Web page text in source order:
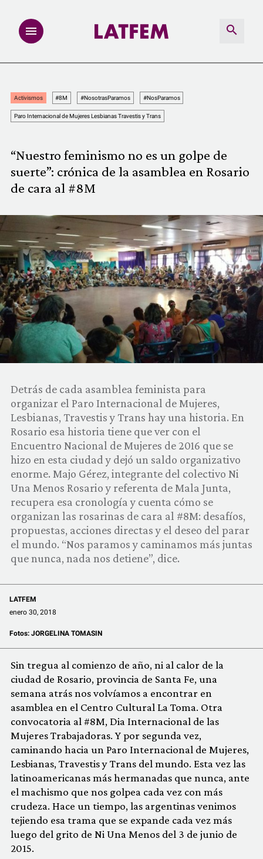
INVESTIGACIONES
REDACCIÓN ABIERTA
PRODUCTOS
COMUNIDAD
QUIÉNES SOMOS
Activismos #8M #NosotrasParamos #NosParamos
Paro Internacional de Mujeres Lesbianas Travestis y Trans
“Nuestro feminismo no es un golpe de
suerte”: crónica de la asamblea en Rosario
de cara al #8M
Detrás de cada asamblea feminista para
organizar el Paro Internacional de Mujeres,
Lesbianas, Travestis y Trans hay una historia. En
Rosario esa historia tiene que ver con el
Encuentro Nacional de Mujeres de 2016 que se
hizo en esta ciudad y dejó un saldo organizativo
enorme. Majo Gérez, integrante del colectivo Ni
Una Menos Rosario y referenta de Mala Junta,
recupera esa cronología y cuenta cómo se
organizan las rosarinas de cara al #8M: desafíos,
propuestas, acciones directas y el deseo del parar
el mundo. “Nos paramos y caminamos más juntas
que nunca, nada nos detiene”, dice.
LATFEM
enero 30, 2018
Fotos: JORGELINA TOMASIN
Sin tregua al comienzo de año, ni al calor de la
ciudad de Rosario, provincia de Santa Fe, una
semana atrás nos volvíamos a encontrar en
asamblea en el Centro Cultural La Toma. Otra
convocatoria al #8M, Dia Internacional de las
Mujeres Trabajadoras. Y por segunda vez,
caminando hacia un Paro Internacional de Mujeres,
Lesbianas, Travestis y Trans del mundo. Esta vez las
latinoamericanas más hermanadas que nunca, ante
el machismo que nos golpea cada vez con más
crudeza. Hace un tiempo, las argentinas venimos
tejiendo esa trama que se expande cada vez más
luego del grito de Ni Una Menos del 3 de junio de
2015.